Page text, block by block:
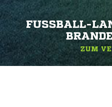
FUSSBALL-
ZUM